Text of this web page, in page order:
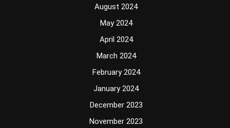
August 2024
May 2024
April 2024
March 2024
February 2024
January 2024
December 2023
November 2023